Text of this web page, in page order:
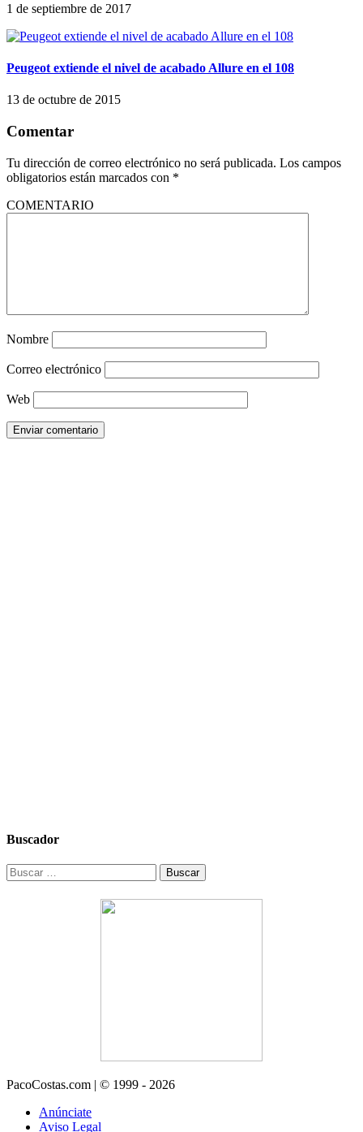
1 de septiembre de 2017
Peugeot extiende el nivel de acabado Allure en el 108
13 de octubre de 2015
Comentar
Tu dirección de correo electrónico no será publicada. Los campos
obligatorios están marcados con *
COMENTARIO
Nombre
Correo electrónico
Web
Buscador
Buscar:
PacoCostas.com | © 1999 - 2026
Anúnciate
Aviso Legal